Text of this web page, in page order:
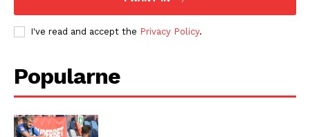
I've read and accept the Privacy Policy.
Popularne